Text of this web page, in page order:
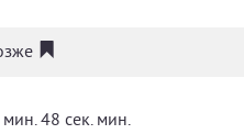
48 сек. мин.